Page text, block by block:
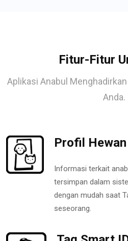
Fitur-Fitur
Aplikasi Anabul
Anda.
Profil Hewan
Informasi terkait
tersimpan dalam
dengan mudah saat
seseorang.